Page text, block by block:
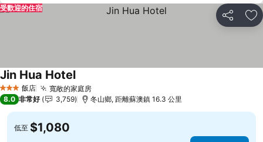
分享 加
受歡迎的住宿
3 星級 飯店 寬敞的家庭房查看價格
Jin Hua Hotel查看價格
8.0 非常好 3,759 冬山鄉, 距離蘇澳鎮 16.3 公里
低至 $1,080